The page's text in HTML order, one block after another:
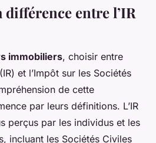
entre l’IR
immobiliers, choisir entre
et l’Impôt sur les Sociétés
de cette
par leurs définitions. L’IR
perçus par les individus et les
incluant les Sociétés Civiles